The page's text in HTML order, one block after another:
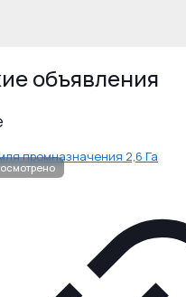
объявления